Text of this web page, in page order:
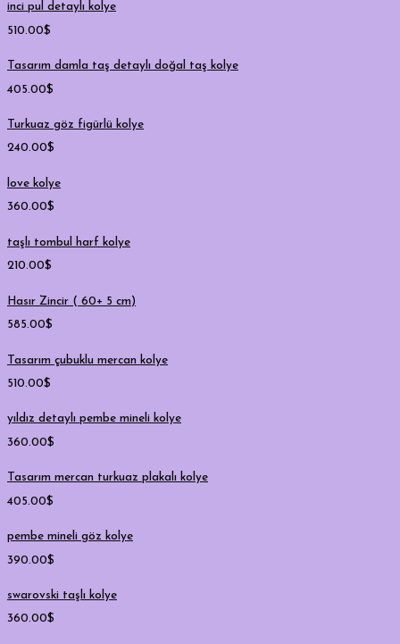
inci pul detaylı kolye
510.00$
Tasarım damla taş detaylı doğal taş kolye
405.00$
Turkuaz göz figürlü kolye
240.00$
love kolye
360.00$
taşlı tombul harf kolye
210.00$
Hasır Zincir ( 60+ 5 cm)
585.00$
Tasarım çubuklu mercan kolye
510.00$
yıldız detaylı pembe mineli kolye
360.00$
Tasarım mercan turkuaz plakalı kolye
405.00$
pembe mineli göz kolye
390.00$
swarovski taşlı kolye
360.00$